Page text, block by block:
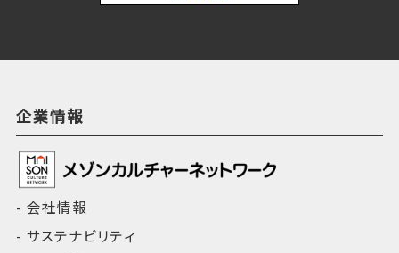
企業情報
会社情報
サステナビリティ